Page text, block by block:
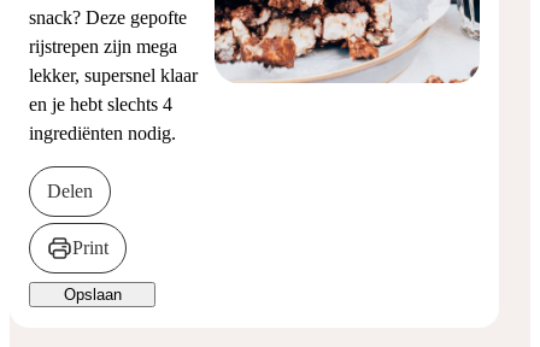
snack? Deze gepofte
rijstrepen zijn mega
lekker, supersnel klaar
en je hebt slechts 4
ingrediënten nodig.
Delen
Print
Opslaan